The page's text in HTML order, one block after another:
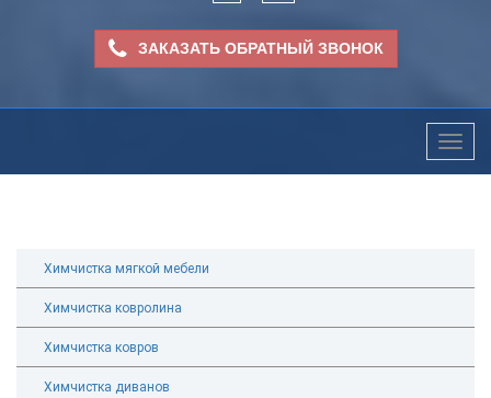
ЗАКАЗАТЬ ОБРАТНЫЙ ЗВОНОК
Toggle
Химчистка мягкой мебели
Химчистка ковролина
Химчистка ковров
Химчистка диванов